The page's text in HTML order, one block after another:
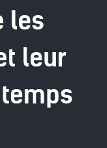
les
leur